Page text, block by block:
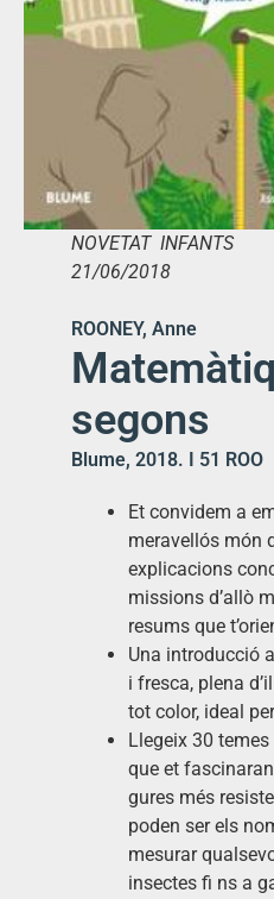
NOVETAT INFANTS
21/06/2018
ROONEY, Anne
segons
Blume, 2018. I 51 ROO
Et convidem a
meravellós món
explicacions
missions d’allò
resums que
Una introducció
i fresca, plena
tot color, ideal
Llegeix 30
que et
gures més
poden ser els
mesurar
insectes fi ns a